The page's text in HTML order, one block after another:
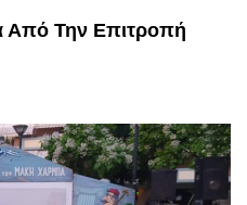
Από Την Επιτροπή